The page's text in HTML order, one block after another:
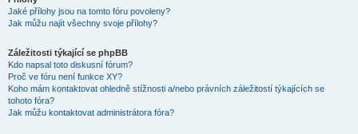
Jaké přílohy jsou na tomto fóru povoleny?
Jak můžu najít všechny svoje přílohy?
Záležitosti týkající se phpBB
Kdo napsal toto diskusní fórum?
Proč ve fóru není funkce XY?
Koho mám kontaktovat ohledně stížnosti a/nebo právních záležitostí týkajících se
tohoto fóra?
Jak můžu kontaktovat administrátora fóra?